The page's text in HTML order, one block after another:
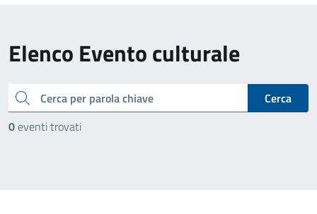
Elenco Evento culturale
cerca
Cerca
0eventi trovati